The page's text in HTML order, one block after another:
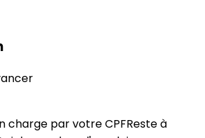
charge par votre CPFReste à